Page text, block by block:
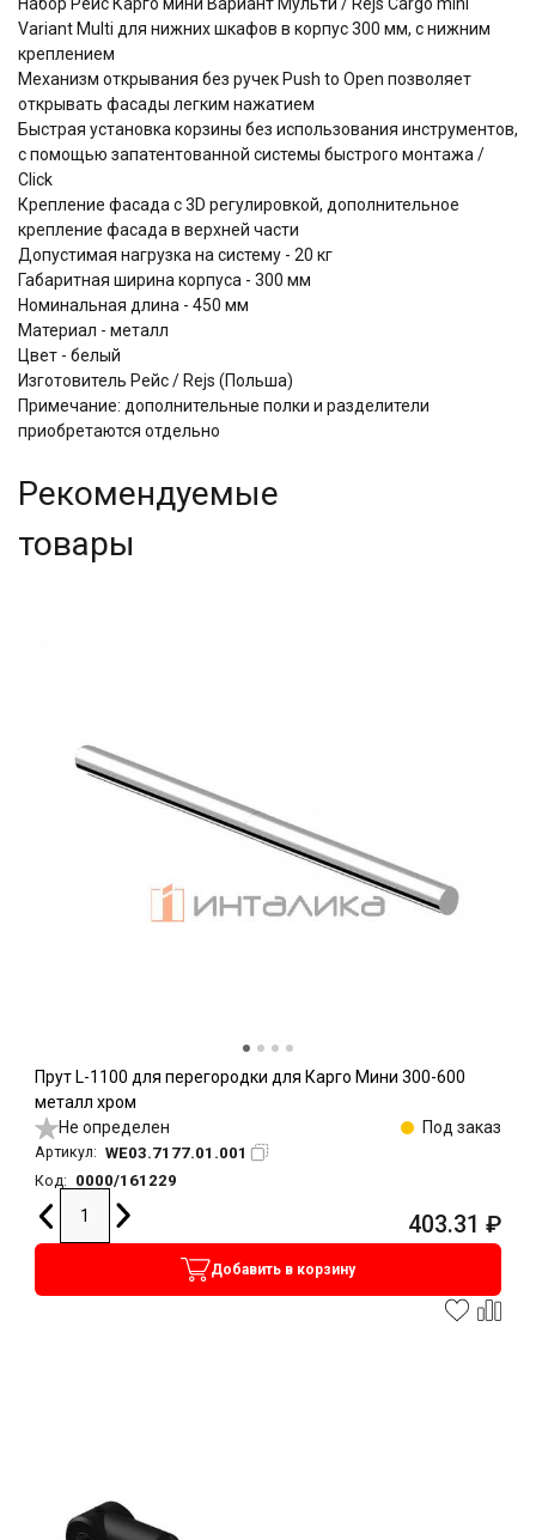
Variant Multi для нижних шкафов в корпус 300 мм, с нижним
креплением
Механизм открывания без ручек Push to Open позволяет
открывать фасады легким нажатием
​​​​​​​Быстрая установка корзины без использования инструментов,
с помощью запатентованной системы быстрого монтажа /
Click
Крепление фасада с 3D регулировкой, дополнительное
крепление фасада в верхней части
Допустимая нагрузка на систему - 20 кг
Габаритная ширина корпуса - 300 мм
Номинальная длина - 450 мм
Материал - металл
Цвет - белый
Изготовитель Рейс / Rejs (Польша)
Примечание: дополнительные полки и разделители
приобретаются отдельно
Рекомендуемые
товары
Прут L-1100 для перегородки для Карго Мини 300-600
металл хром
Не определен
Под заказ
Артикул: WE03.7177.01.001
Код: 0000/161229
403.31 ₽
Добавить в корзину